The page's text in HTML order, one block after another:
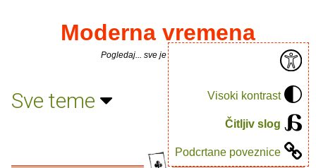
Visoki kontrast
Čitljiv slog
Podcrtane poveznice
Moderna vremena
Pogledaj... sve je puno knjiga.
Sve teme